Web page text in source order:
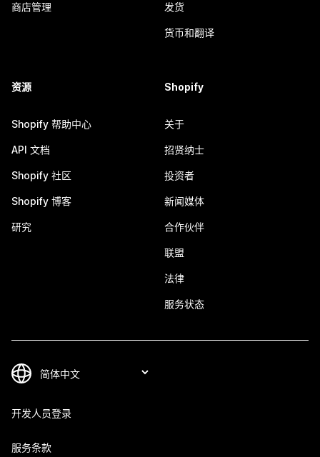
商店管理 发货
货币和翻译
资源
Shopify 帮助中心
API 文档
Shopify 社区
Shopify 博客
研究
Shopify
关于
招贤纳士
投资者
新闻媒体
合作伙伴
联盟
法律
服务状态
开发人员登录
服务条款